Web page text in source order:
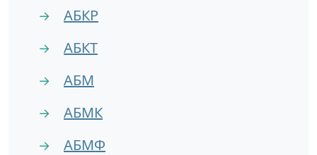
→ АБКР
→ АБКТ
→ АБМ
→ АБМК
→ АБМФ